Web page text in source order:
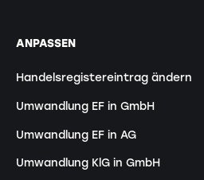
ANPASSEN
Handelsregistereintrag ändern
Umwandlung EF in GmbH
Umwandlung EF in AG
Umwandlung KlG in GmbH